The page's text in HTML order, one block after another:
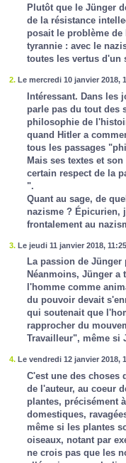
Plutôt que le Jünger
de la résistance
posait le problème
tyrannie : avec le
toutes les vertus d'un
2. Le mercredi 10 janvier 2018,
Intéressant. Dans les
parle pas du tout des
philosophie de
quand Hitler a
tous les passages
Mais ses textes et
certain respect de la
".
Quant au sage, de
nazisme ? Épicurien,
frontalement au
3. Le jeudi 11 janvier 2018,
La passion de
Néanmoins, Jünger
l'homme comme
du pouvoir devait
qui soutenait que
rapprocher du
Travailleur", même si
4. Le vendredi 12 janvier 2018,
C'est une des
de l'auteur, au coeur
plantes, précisément
domestiques,
même si les plantes
oiseaux, notant par
ne crois pas que les